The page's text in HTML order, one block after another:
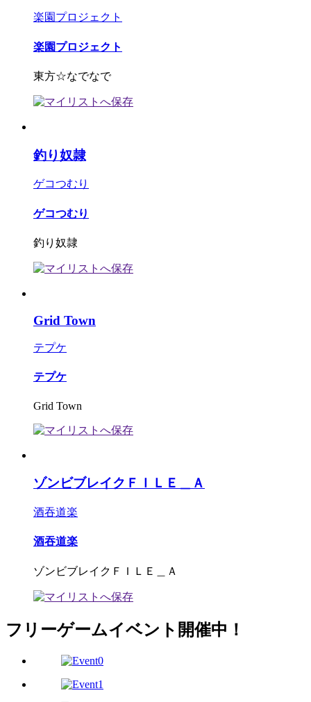
楽園プロジェクト
楽園プロジェクト
東方☆なでなで
釣り奴隷
ゲコつむり
ゲコつむり
釣り奴隷
Grid Town
テプケ
テプケ
Grid Town
ゾンビブレイクＦＩＬＥ＿Ａ
酒吞道楽
酒吞道楽
ゾンビブレイクＦＩＬＥ＿Ａ
フリーゲームイベント開催中！